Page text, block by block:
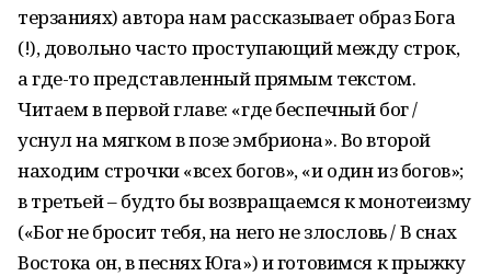
терзаниях) автора нам рассказывает образ Бога
(!), довольно часто проступающий между строк,
а где-то представленный прямым текстом.
Читаем в первой главе: «где беспечный бог /
уснул на мягком в позе эмбриона». Во второй
находим строчки «всех богов», «и один из богов»;
в третьей – будто бы возвращаемся к монотеизму
(«Бог не бросит тебя, на него не злословь / В снах
Востока он, в песнях Юга») и готовимся к прыжку